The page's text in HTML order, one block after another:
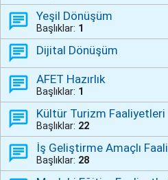
Yeşil Dönüşüm
Başlıklar: 1
Dijital Dönüşüm
AFET Hazırlık
Başlıklar: 1
Kültür Turizm Faaliyetleri
Başlıklar: 22
İş Geliştirme Amaçlı
Başlıklar: 28